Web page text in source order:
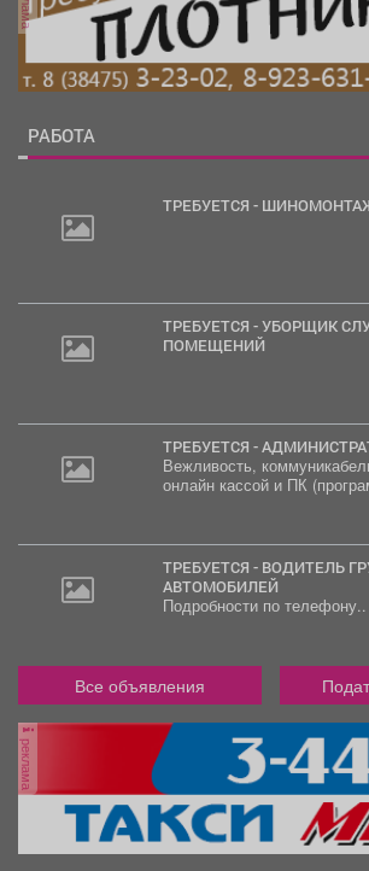
РАБОТА
ТРЕБУЕТСЯ -
ТРЕБУЕТСЯ - УБОРЩИК СЛУЖЕБНЫХ
ПОМЕЩЕНИЙ
ТРЕБУЕТСЯ -
Вежливость,
онлайн кассой и ПК
ТРЕБУЕТСЯ - ВОДИТЕЛЬ ГРУЗОВЫХ
АВТОМОБИЛЕЙ
Подробности по телефону..
Все объявления
реклама